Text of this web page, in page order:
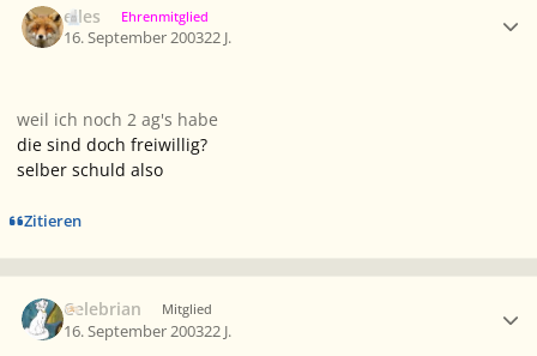
elles Ehrenmitglied
16. September 200322 J.
weil ich noch 2 ag's habe
die sind doch freiwillig?
selber schuld also
Zitieren
Celebrian Mitglied
16. September 200322 J.